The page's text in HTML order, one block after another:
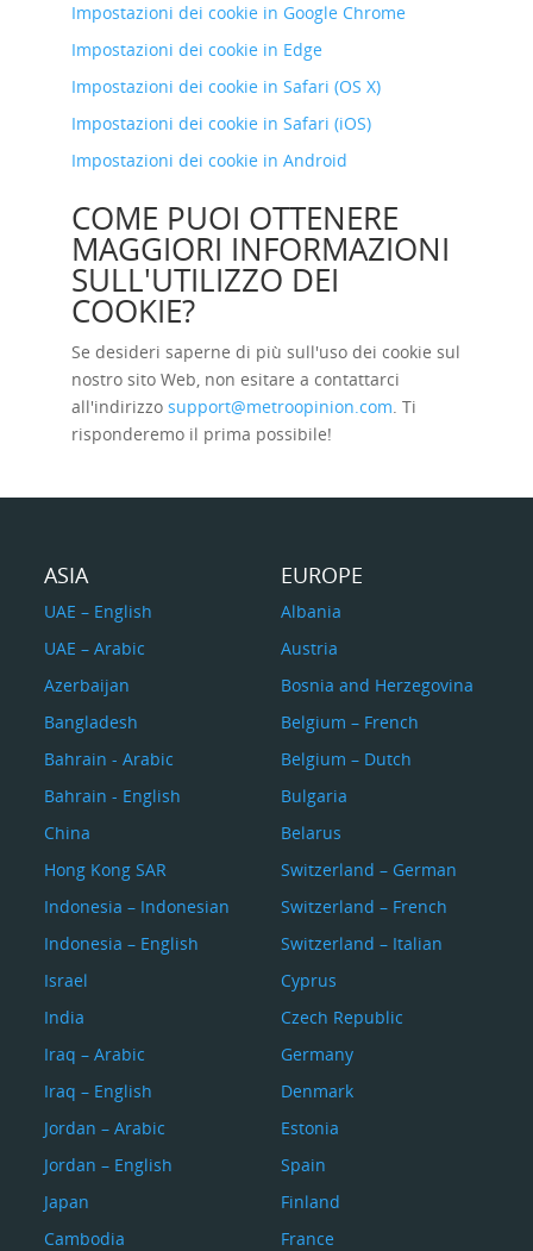
Impostazioni dei cookie in Google Chrome
Impostazioni dei cookie in Edge
Impostazioni dei cookie in Safari (OS X)
Impostazioni dei cookie in Safari (iOS)
Impostazioni dei cookie in Android
COME PUOI OTTENERE
MAGGIORI INFORMAZIONI
SULL'UTILIZZO DEI
COOKIE?
Se desideri saperne di più sull'uso dei cookie sul
nostro sito Web, non esitare a contattarci
all'indirizzo support@metroopinion.com. Ti
risponderemo il prima possibile!
ASIA
UAE – English
UAE – Arabic
Azerbaijan
Bangladesh
Bahrain - Arabic
Bahrain - English
China
Hong Kong SAR
Indonesia – Indonesian
Indonesia – English
Israel
India
Iraq – Arabic
Iraq – English
Jordan – Arabic
Jordan – English
Japan
Cambodia
EUROPE
Albania
Austria
Bosnia and Herzegovina
Belgium – French
Belgium – Dutch
Bulgaria
Belarus
Switzerland – German
Switzerland – French
Switzerland – Italian
Cyprus
Czech Republic
Germany
Denmark
Estonia
Spain
Finland
France